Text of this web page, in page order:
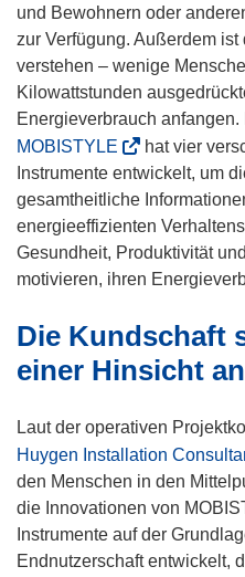
und Bewohnern oder
zur Verfügung. Außerdem
verstehen – wenige
Kilowattstunden
Energieverbrauch
MOBISTYLE
ö
f
f
n
e
i
n
n
u
e
m
F
e
n
hat vier
Instrumente entwickelt, um
gesamtheitliche
energieeffizienten
Gesundheit, Produktivität
motivieren, ihren
Die Kundschaft
einer Hinsicht
Laut der operativen
Huygen Installation
den Menschen in den
die Innovationen von
Instrumente auf der
Endnutzerschaft entwickelt,